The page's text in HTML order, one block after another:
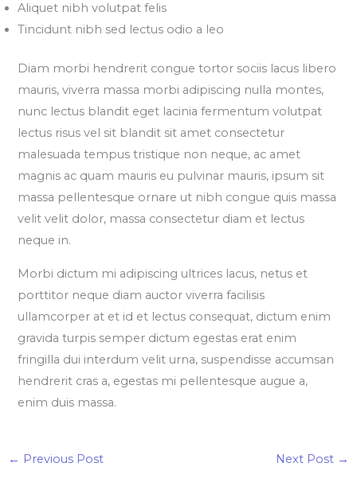
Aliquet nibh volutpat felis
Tincidunt nibh sed lectus odio a leo
Diam morbi hendrerit congue tortor sociis lacus libero
mauris, viverra massa morbi adipiscing nulla montes,
nunc lectus blandit eget lacinia fermentum volutpat
lectus risus vel sit blandit sit amet consectetur
malesuada tempus tristique non neque, ac amet
magnis ac quam mauris eu pulvinar mauris, ipsum sit
massa pellentesque ornare ut nibh congue quis massa
velit velit dolor, massa consectetur diam et lectus
neque in.
Morbi dictum mi adipiscing ultrices lacus, netus et
porttitor neque diam auctor viverra facilisis
ullamcorper at et id et lectus consequat, dictum enim
gravida turpis semper dictum egestas erat enim
fringilla dui interdum velit urna, suspendisse accumsan
hendrerit cras a, egestas mi pellentesque augue a,
enim duis massa.
← Previous Post Next Post →